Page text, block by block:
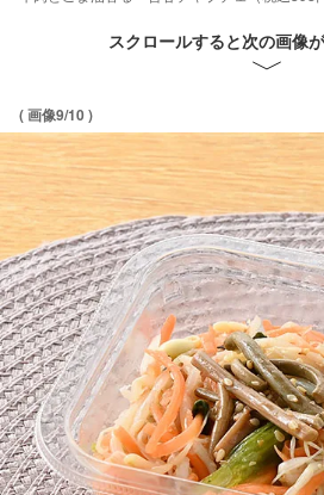
スクロールすると次の画像
( 画像9/10 )